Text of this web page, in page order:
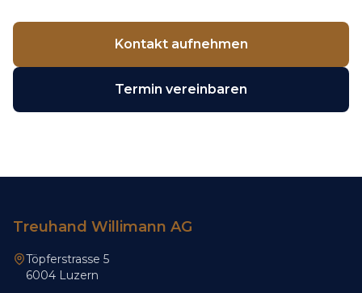
Kontakt aufnehmen
Termin vereinbaren
Treuhand Willimann AG
Töpferstrasse 5
6004 Luzern